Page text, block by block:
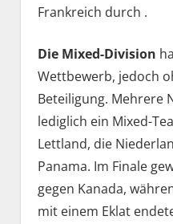
Frankreich durch .
Die Mixed-Division
Wettbewerb, jedoch
Beteiligung. Mehrere
lediglich ein Mixed-
Lettland, die
Panama. Im Finale
gegen Kanada,
mit einem Eklat